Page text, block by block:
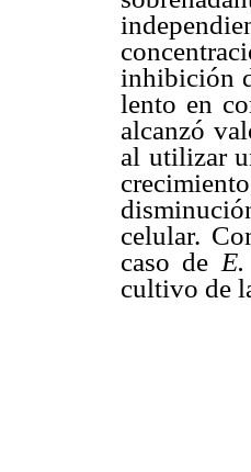
inhibición
lento en
alcanzó
al utilizar
celular.
caso de
cultivo de